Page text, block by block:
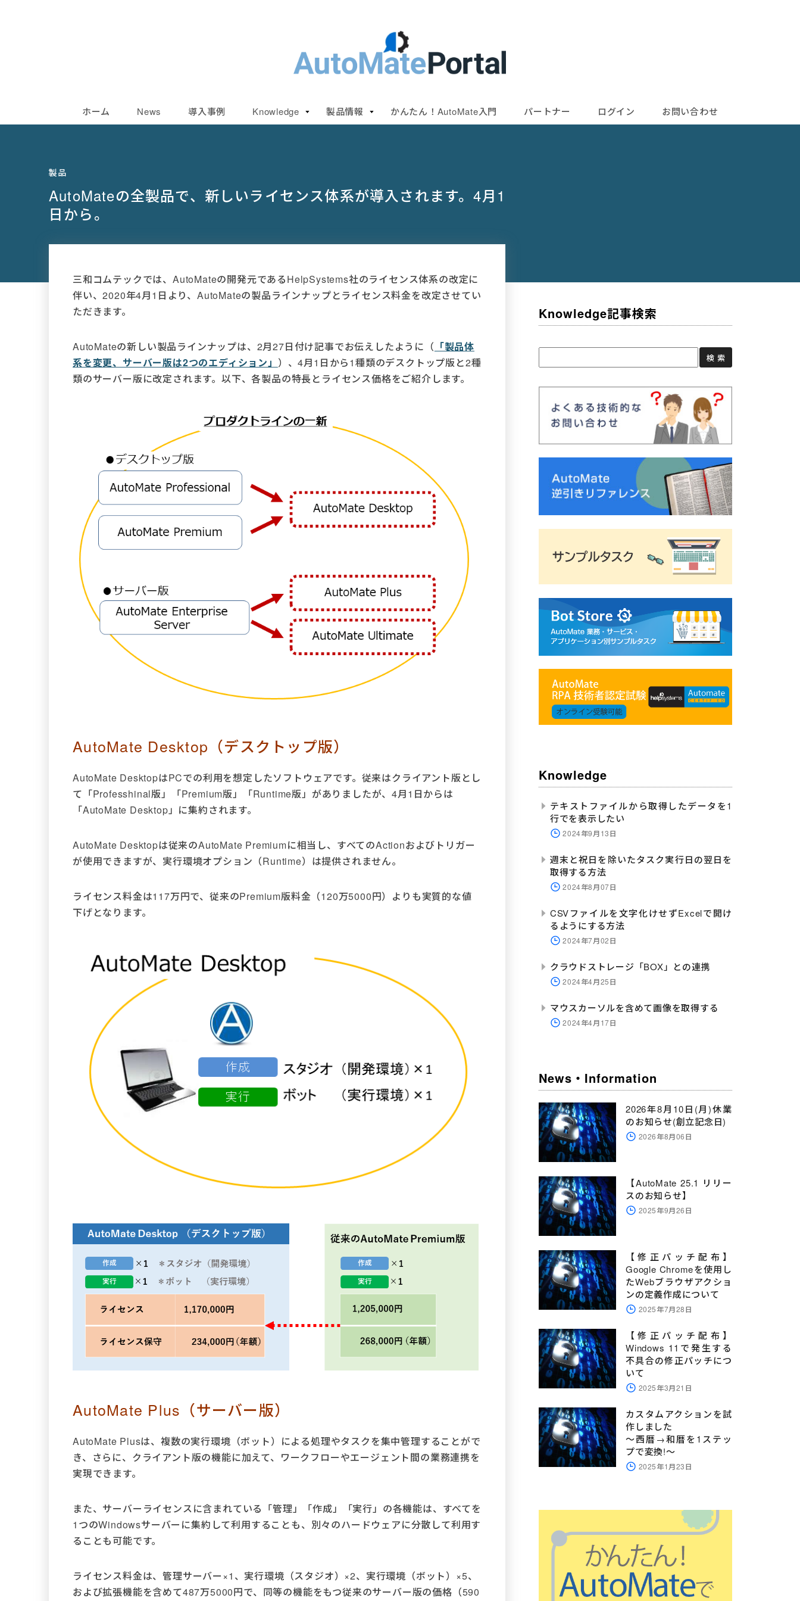
ホーム News 導入事例 Knowledge 製品情報 かんたん！AutoMate入門 パートナー ログイン お問い合わせ
製品
AutoMateの全製品で、新しいライセンス体系が導入されます。4月1
日から。
三和コムテックでは、AutoMateの開発元であるHelpSystems社のライセンス体系の改定に
伴い、2020年4月1日より、AutoMateの製品ラインナップとライセンス料金を改定させてい
ただきます。
AutoMateの新しい製品ラインナップは、2月27日付け記事でお伝えしたように（ 「製品体
系を変更、サーバー版は2つのエディション」 ）、4月1日から1種類のデスクトップ版と2種
類のサーバー版に改定されます。以下、各製品の特長とライセンス価格をご紹介します。
AutoMate Desktop（デスクトップ版）
AutoMate DesktopはPCでの利用を想定したソフトウェアです。従来はクライアント版とし
て「Professhinal版」「Premium版」「Runtime版」がありましたが、4月1日からは
「AutoMate Desktop」に集約されます。
AutoMate Desktopは従来のAutoMate Premiumに相当し、すべてのActionおよびトリガー
が使用できますが、実行環境オプション（Runtime）は提供されません。
ライセンス料金は117万円で、従来のPremium版料金（120万5000円）よりも実質的な値
下げとなります。
AutoMate Plus（サーバー版）
AutoMate Plusは、複数の実行環境（ボット）による処理やタスクを集中管理することがで
き、さらに、クライアント版の機能に加えて、ワークフローやエージェント間の業務連携を
実現できます。
また、サーバーライセンスに含まれている「管理」「作成」「実行」の各機能は、すべてを
1つのWindowsサーバーに集約して利用することも、別々のハードウェアに分散して利用す
ることも可能です。
ライセンス料金は、管理サーバー×1、実行環境（スタジオ）×2、実行環境（ボット）×5、
および拡張機能を含めて487万5000円で、同等の機能をもつ従来のサーバー版の価格（590
Knowledge記事検索
Knowledge
テキストファイルから取得したデータを1
行でを表示したい
2024年9月13日
週末と祝日を除いたタスク実行日の翌日を
取得する方法
2024年8月07日
CSVファイルを文字化けせずExcelで開け
るようにする方法
2024年7月02日
クラウドストレージ「BOX」との連携
2024年4月25日
マウスカーソルを含めて画像を取得する
2024年4月17日
News・Information
2026年8月10日(月)休業
のお知らせ(創立記念日)
2026年8月06日
【AutoMate 25.1 リリー
スのお知らせ】
2025年9月26日
【修正パッチ配布】
Google Chromeを使用し
たWebブラウザアクショ
ンの定義作成について
2025年7月28日
【修正パッチ配布】
Windows 11で発生する
不具合の修正パッチにつ
いて
2025年3月21日
カスタムアクションを試
作しました
～西暦→和暦を1ステッ
プで変換!～
2025年1月23日